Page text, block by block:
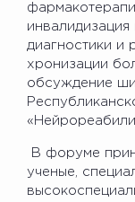
диагностики и
хронизации
обсуждение
В форуме
ученые,